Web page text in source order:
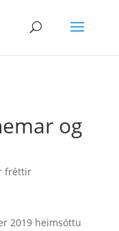
og
fréttir
2019 heimsóttu